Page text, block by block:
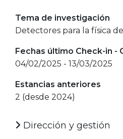
Tema de investigación
Detectores para la física
Fechas último Check-in -
04/02/2025 - 13/03/2025
Estancias anteriores
2 (desde 2024)
Dirección y gestión